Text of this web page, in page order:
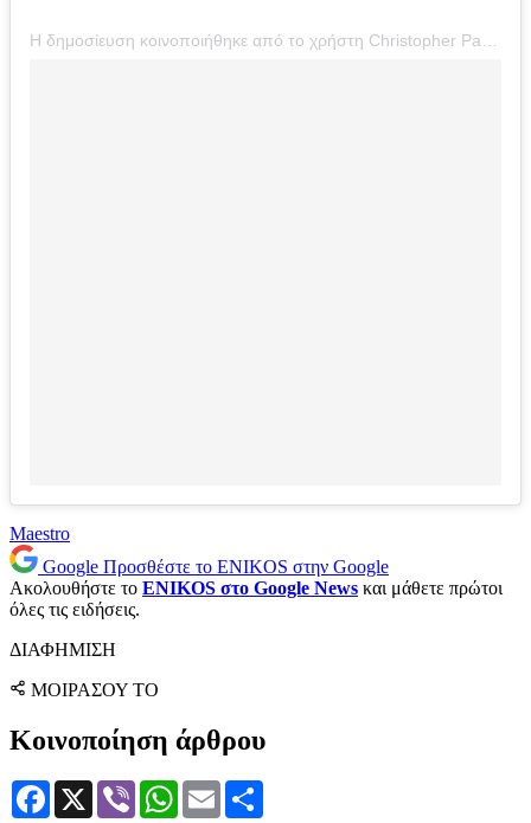
Η δημοσίευση κοινοποιήθηκε από το χρήστη Christopher Papakaliatis (@christopherpapakaliatis)
Maestro
Google Προσθέστε το ENIKOS στην Google
Ακολουθήστε το ENIKOS στο Google News και μάθετε πρώτοι
όλες τις ειδήσεις.
ΔΙΑΦΗΜΙΣΗ
ΜΟΙΡΑΣΟΥ ΤΟ
Κοινοποίηση άρθρου
Facebook
X Viber WhatsApp
Email